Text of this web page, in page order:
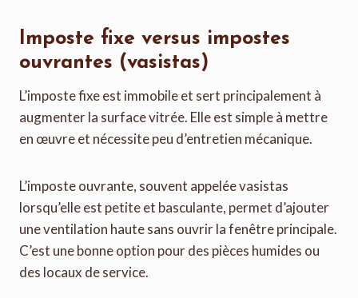
Imposte fixe versus impostes
ouvrantes (vasistas)
L’imposte fixe est immobile et sert principalement à
augmenter la surface vitrée. Elle est simple à mettre
en œuvre et nécessite peu d’entretien mécanique.
L’imposte ouvrante, souvent appelée vasistas
lorsqu’elle est petite et basculante, permet d’ajouter
une ventilation haute sans ouvrir la fenêtre principale.
C’est une bonne option pour des pièces humides ou
des locaux de service.